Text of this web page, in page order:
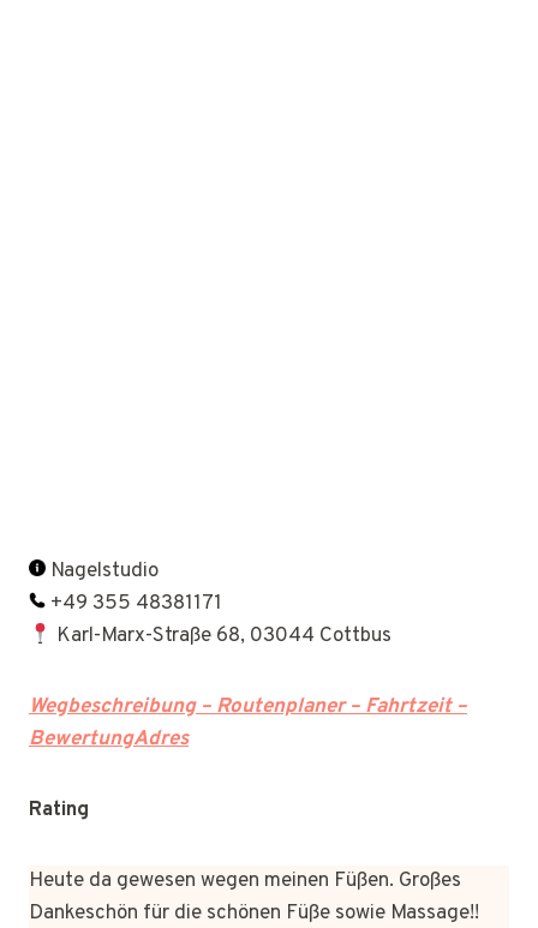
Nagelstudio
+49 355 48381171
Karl-Marx-Straße 68, 03044 Cottbus
Wegbeschreibung – Routenplaner – Fahrtzeit –
BewertungAdres
Rating
Heute da gewesen wegen meinen Füßen. Großes
Dankeschön für die schönen Füße sowie Massage!!